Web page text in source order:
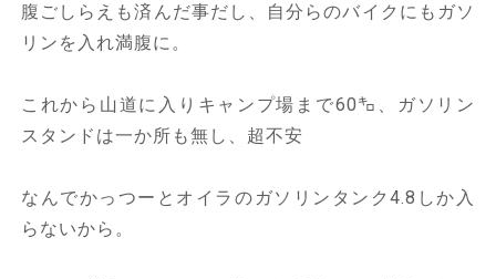
腹ごしらえも済んだ事だし、自分らのバイクにもガソ
リンを入れ満腹に。
これから山道に入りキャンプ場まで60㌔、ガソリン
スタンドは一か所も無し、超不安
なんでかっつーとオイラのガソリンタンク4.8しか入
らないから。